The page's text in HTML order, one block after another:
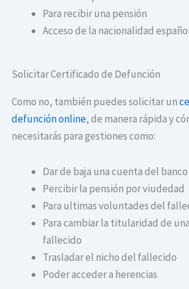
Para recibir una pensión
Acceso de la nacionalidad
Solicitar Certificado de Defunción
Como no, también puedes solicitar un
defunción online, de manera rápida y
necesitarás para gestiones como:
Dar de baja una cuenta del banco
Percibir la pensión por viudedad
Para ultimas voluntades del
Para cambiar la titularidad de
fallecido
Trasladar el nicho del fallecido
Poder acceder a herencias